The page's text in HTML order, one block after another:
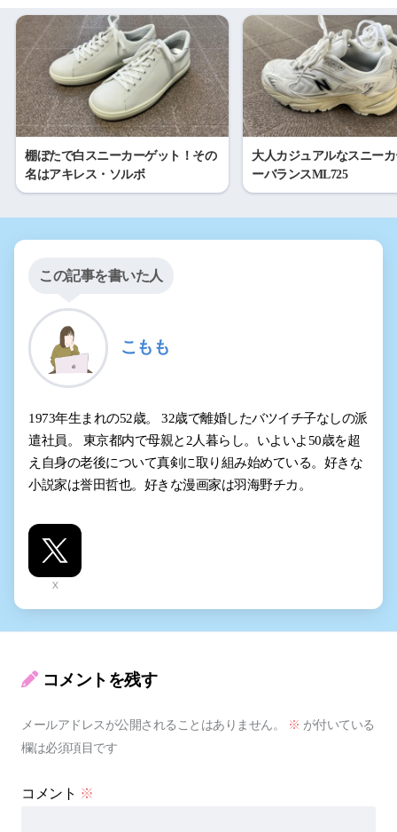
棚ぼたで白スニーカーゲット！その
名はアキレス・ソルボ
大人カジュアルなスニー
ーバランスML725
この記事を書いた人
こもも
1973年生まれの52歳。 32歳で離婚したバツイチ子なしの派
遣社員。 東京都内で母親と2人暮らし。いよいよ50歳を超
え自身の老後について真剣に取り組み始めている。好きな
小説家は誉田哲也。好きな漫画家は羽海野チカ。
X
コメントを残す
メールアドレスが公開されることはありません。 ※ が付いている
欄は必須項目です
コメント ※